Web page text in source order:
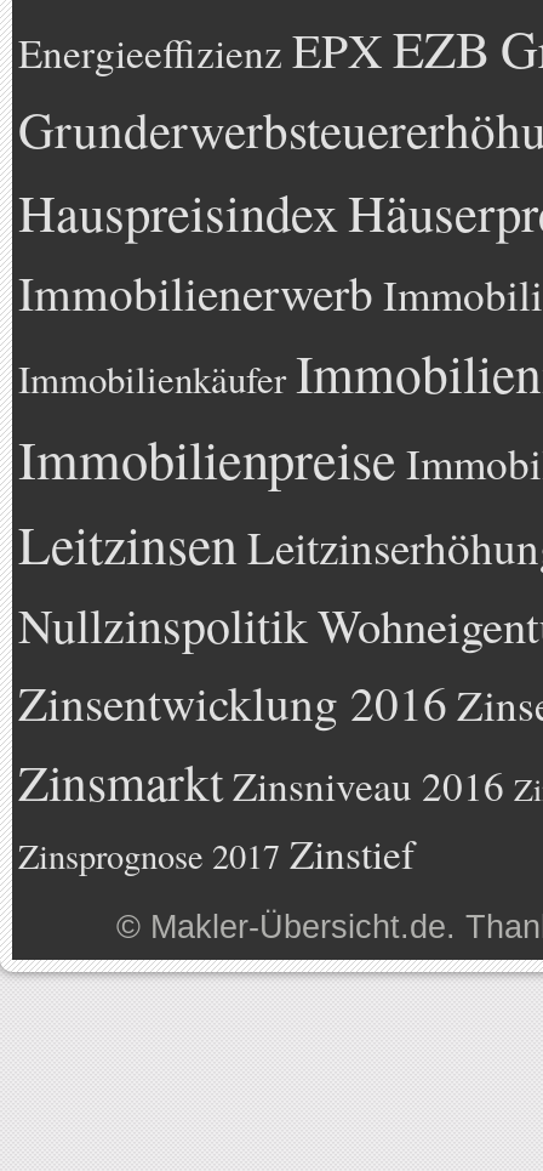
Energieeffizienz EPXEZB
Hauspreisindex
Immobilienerwerb
Immobilienkäufer
Immobilienpreise
Leitzinsen
Nullzinspolitik
Zinsentwicklung 2016
Zinsmarkt Zinsniveau 2016
Zinsprognose 2017 Zinstief
© Makler-Übersicht.de.